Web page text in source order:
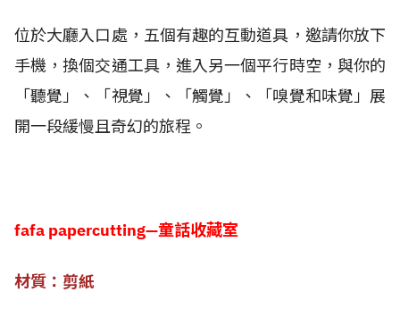
位於大廳入口處，五個有趣的互動道具，邀請你放下
手機，換個交通工具，進入另一個平行時空，與你的
「聽覺」、「視覺」、「觸覺」、「嗅覺和味覺」展
開一段緩慢且奇幻的旅程。
fafa papercutting—童話收藏室
材質：剪紙